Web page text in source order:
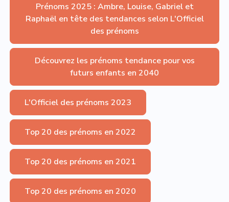
Prénoms 2025 : Ambre, Louise, Gabriel et
Raphaël en tête des tendances selon L'Officiel
des prénoms
Découvrez les prénoms tendance pour vos
futurs enfants en 2040
L'Officiel des prénoms 2023
Top 20 des prénoms en 2022
Top 20 des prénoms en 2021
Top 20 des prénoms en 2020